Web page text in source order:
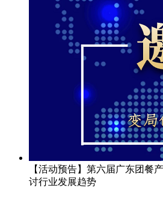
【活动预告】第六届广东团餐
讨行业发展趋势